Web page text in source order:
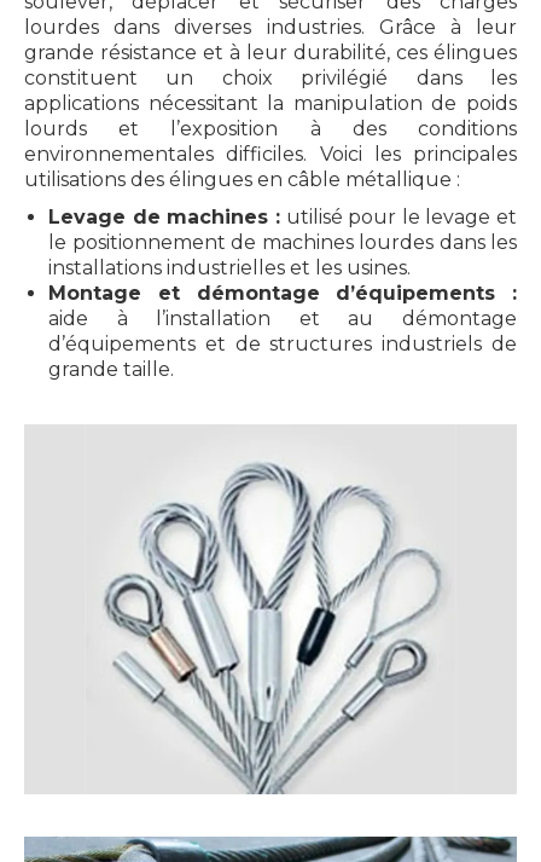
lourdes dans diverses industries. Grâce à leur
grande résistance et à leur durabilité, ces élingues
constituent un choix privilégié dans les
applications nécessitant la manipulation de poids
lourds et l’exposition à des conditions
environnementales difficiles. Voici les principales
utilisations des élingues en câble métallique :
Levage de machines :utilisé pour le levage et
le positionnement de machines lourdes dans les
installations industrielles et les usines.
Montage et démontage d’équipements :
aide à l’installation et au démontage
d’équipements et de structures industriels de
grande taille.